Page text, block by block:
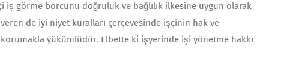
iş görme borcunu doğruluk ve bağlılık ilkesine uygun olarak
de iyi niyet kuralları çerçevesinde işçinin hak ve
yükümlüdür. Elbette ki işyerinde işi yönetme hakkı